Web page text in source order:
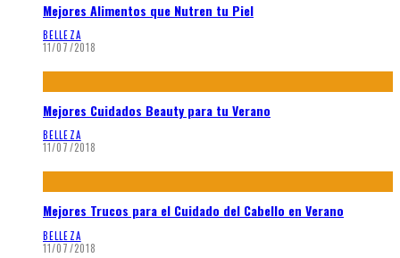
Mejores Alimentos que Nutren tu Piel
BELLEZA
11/07/2018
Mejores Cuidados Beauty para tu Verano
BELLEZA
11/07/2018
Mejores Trucos para el Cuidado del Cabello en Verano
BELLEZA
11/07/2018